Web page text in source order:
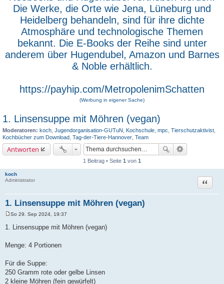
Die Werke, die Orte wie Jena, Lüneburg und
Heidelberg behandeln, sind für ihre dichte
Atmosphäre und technologische Themen
bekannt. Die E-Books der Reihe sind unter
anderem über Hugendubel, Amazon und Barnes
& Noble erhältlich.
https://payhip.com/MetropolenimSchatten
(Werbung in eigener Sache)
1. Linsensuppe mit Möhren (vegan)
Moderatoren: koch Jugendorganisation-GUTuN Kochschule mpc Tierschutzaktivist
Kochbücher zum Download Tag-der-Tiere-Hannover Team
Antworten
1 Beitrag • Seite 1 von 1
koch
Administrator
1. Linsensuppe mit Möhren (vegan)
Zitat
e
a
So 29. Sep 2024, 19:37
1. Linsensuppe mit Möhren (vegan)
Menge: 4 Portionen
Für die Suppe:
250 Gramm rote oder gelbe Linsen
2 kleine Möhren (fein gewürfelt)